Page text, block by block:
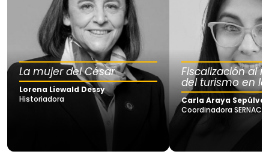
La mujer del César
Lorena Liewald Dessy
Historiadora
Fiscalización al
del turismo en
Carla Araya
Coordinadora SERNAC